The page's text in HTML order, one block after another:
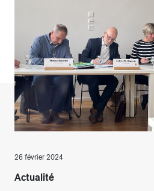
26 février 2024
Actualité